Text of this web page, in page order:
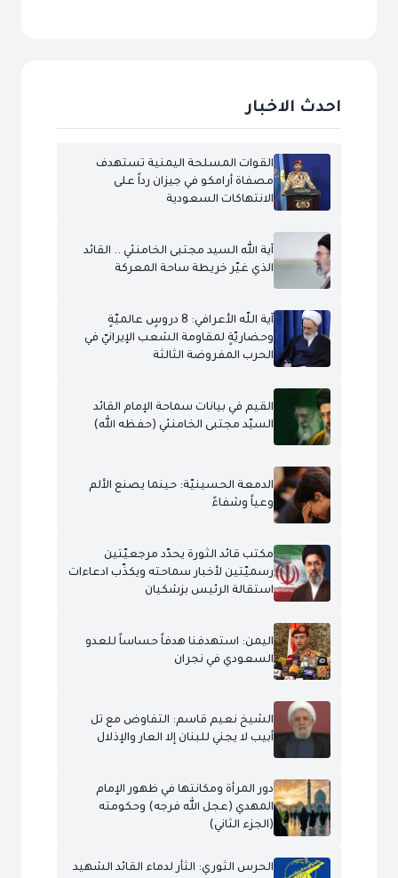
احدث الاخبار
القوات المسلحة اليمنية تستهدف
مصفاة أرامكو في جيزان رداً على
الانتهاكات السعودية
آية الله السيد مجتبى الخامنئي .. القائد
الذي غيّر خريطة ساحة المعركة
آية اللّه الأعرافي: 8 دروسٍ عالميّةٍ
وحضاريّةٍ لمقاومة الشعب الإيرانيّ في
الحرب المفروضة الثالثة
القيم في بيانات سماحة الإمام القائد
السيّد مجتبى الخامنئي (حفظه الله)
الدمعة الحسينيّة: حينما يصنع الألم
وعياً وشفاءً
مكتب قائد الثورة يحدّد مرجعيّتين
رسميّتين لأخبار سماحته ويكذّب ادعاءات
استقالة الرئيس بزشكيان
اليمن: استهدفنا هدفاً حساساً للعدو
السعودي في نجران
الشيخ نعيم قاسم: التفاوض مع تل
أبيب لا يجني للبنان إلا العار والإذلال
دور المرأة ومكانتها في ظهور الإمام
المهدي (عجل الله فرجه) وحكومته
(الجزء الثاني)
الحرس الثوري: الثأر لدماء القائد الشهيد